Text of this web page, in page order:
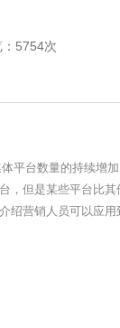
5754次
平台数量的持续增
，但是某些平台比
绍营销人员可以应